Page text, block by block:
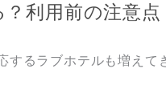
利用前の注意点
るラブホテルも増えて